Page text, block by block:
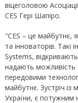
віцеголовою
CES Гері Шапіро.
"CES – це майбутнє,
та інноваторів. Такі
Systems,
надають можливість
передовими
майбутнє. Зустріч
України, є потужним